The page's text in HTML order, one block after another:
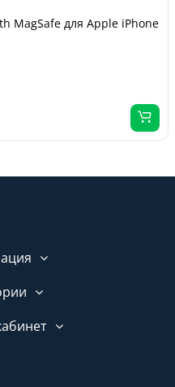
MagSafe для Apple iPhone